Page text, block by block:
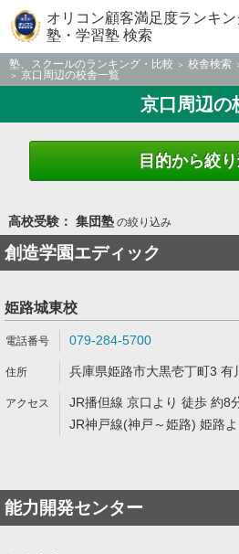
オリコン顧客満足度ランキン
塾・学習塾 検索
塾、スクールのランキング・比較 校舎検索
京口周辺の校舎一覧
京口周辺の
目的から絞
高校受験： 集団塾の絞り込み
創造学園エディック
姫路城東校
079-284-5700
兵庫県姫路市大黒壱丁町3 有
JR播但線 京口より 徒歩 約8
JR神戸線(神戸～姫路) 姫路
能力開発センター